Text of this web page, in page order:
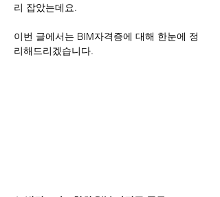
리 잡았는데요.
이번 글에서는 BIM자격증에 대해 한눈에 정
리해드리겠습니다.